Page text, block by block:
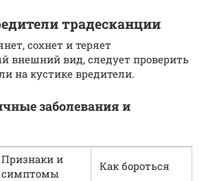
традесканции
сохнет и теряет
внешний вид, следует проверить
на кустике вредители.
заболевания и
Признаки и
симптомы
Как бороться